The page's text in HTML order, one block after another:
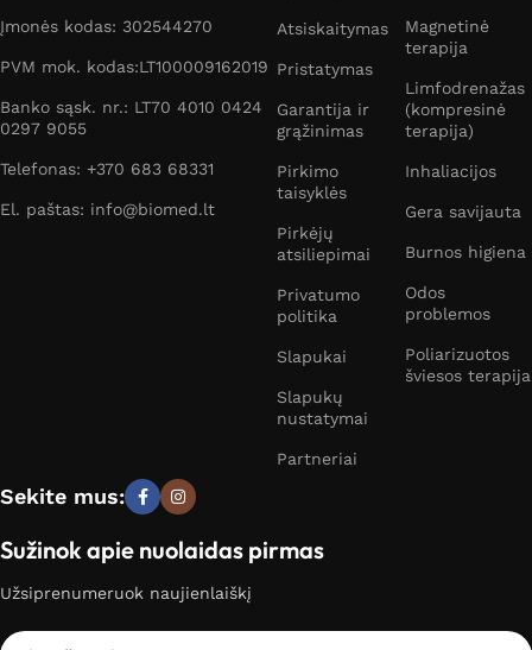
Įmonės kodas: 302544270
PVM mok. kodas:LT100009162019
Banko sąsk. nr.: LT70 4010 0424
0297 9055
Telefonas: +370 683 68331
El. paštas: info@biomed.lt
Atsiskaitymas
Pristatymas
Garantija ir
grąžinimas
Pirkimo
taisyklės
Pirkėjų
atsiliepimai
Privatumo
politika
Slapukai
Slapukų
nustatymai
Partneriai
Magnetinė
terapija
Limfodrenažas
(kompresinė
terapija)
Inhaliacijos
Gera savijauta
Burnos higiena
Odos
problemos
Poliarizuotos
šviesos terapija
Sekite mus:
Sužinok apie nuolaidas pirmas
Užsiprenumeruok naujienlaiškį